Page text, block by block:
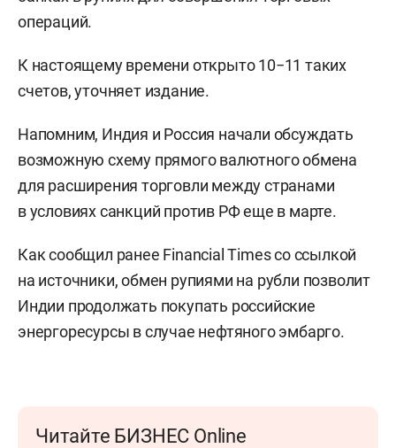
операций.
К настоящему времени открыто 10−11 таких
счетов, уточняет издание.
Напомним, Индия и Россия начали обсуждать
возможную схему прямого валютного обмена
для расширения торговли между странами
в условиях санкций против РФ еще в марте.
Как сообщил ранее Financial Times со ссылкой
на источники, обмен рупиями на рубли позволит
Индии продолжать покупать российские
энергоресурсы в случае нефтяного эмбарго.
Читайте БИЗНЕС Online